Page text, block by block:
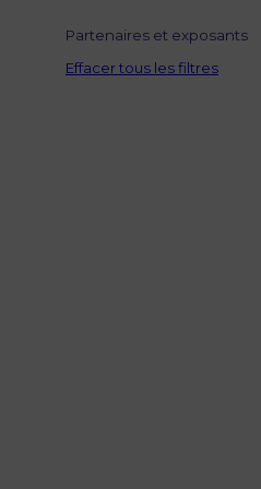
Partenaires et exposants
Effacer tous les filtres